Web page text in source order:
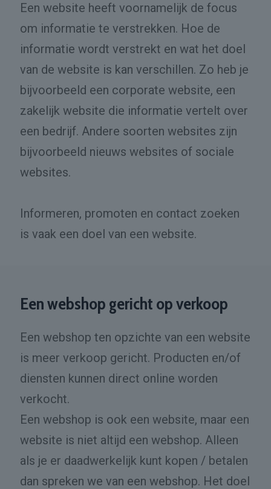
Een website heeft voornamelijk de focus
om informatie te verstrekken. Hoe de
informatie wordt verstrekt en wat het doel
van de website is kan verschillen. Zo heb je
bijvoorbeeld een corporate website, een
zakelijk website die informatie vertelt over
een bedrijf. Andere soorten websites zijn
bijvoorbeeld nieuws websites of sociale
websites.
Informeren, promoten en contact zoeken
is vaak een doel van een website.
Een webshop gericht op verkoop
Een webshop ten opzichte van een website
is meer verkoop gericht. Producten en/of
diensten kunnen direct online worden
verkocht.
Een webshop is ook een website, maar een
website is niet altijd een webshop. Alleen
als je er daadwerkelijk kunt kopen / betalen
dan spreken we van een webshop. Het doel